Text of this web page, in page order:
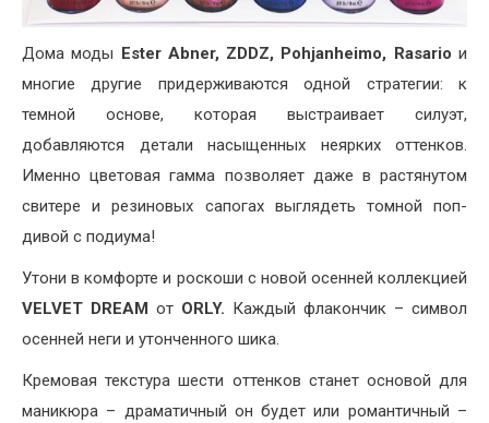
Дома моды Ester Abner, ZDDZ, Pohjanheimo, Rasario и
многие другие придерживаются одной стратегии: к
темной основе, которая выстраивает силуэт,
добавляются детали насыщенных неярких оттенков.
Именно цветовая гамма позволяет даже в растянутом
свитере и резиновых сапогах выглядеть томной поп-
дивой с подиума!
Утони в комфорте и роскоши с новой осенней коллекцией
VELVET DREAM от ORLY. Каждый флакончик – символ
осенней неги и утонченного шика.
Кремовая текстура шести оттенков станет основой для
маникюра – драматичный он будет или романтичный –